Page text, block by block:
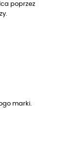
poprzez
marki.